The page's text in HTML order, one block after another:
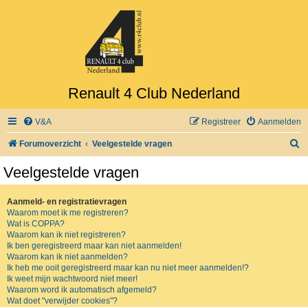
Renault 4 Club Nederland
V&A Aanmelden
Registreer
Forumoverzicht Veelgestelde vragen
Veelgestelde vragen
Aanmeld- en registratievragen
Waarom moet ik me registreren?
Wat is COPPA?
Waarom kan ik niet registreren?
Ik ben geregistreerd maar kan niet aanmelden!
Waarom kan ik niet aanmelden?
Ik heb me ooit geregistreerd maar kan nu niet meer aanmelden!?
Ik weet mijn wachtwoord niet meer!
Waarom word ik automatisch afgemeld?
Wat doet "verwijder cookies"?